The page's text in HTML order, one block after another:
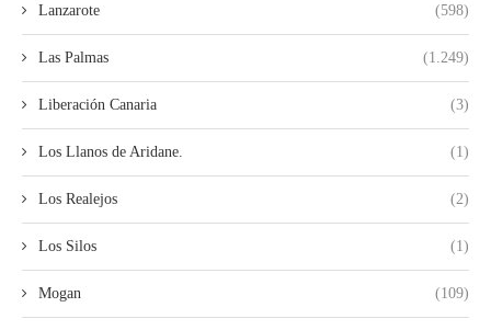
Lanzarote (598)
Las Palmas (1.249)
Liberación Canaria (3)
Los Llanos de Aridane. (1)
Los Realejos (2)
Los Silos (1)
Mogan (109)